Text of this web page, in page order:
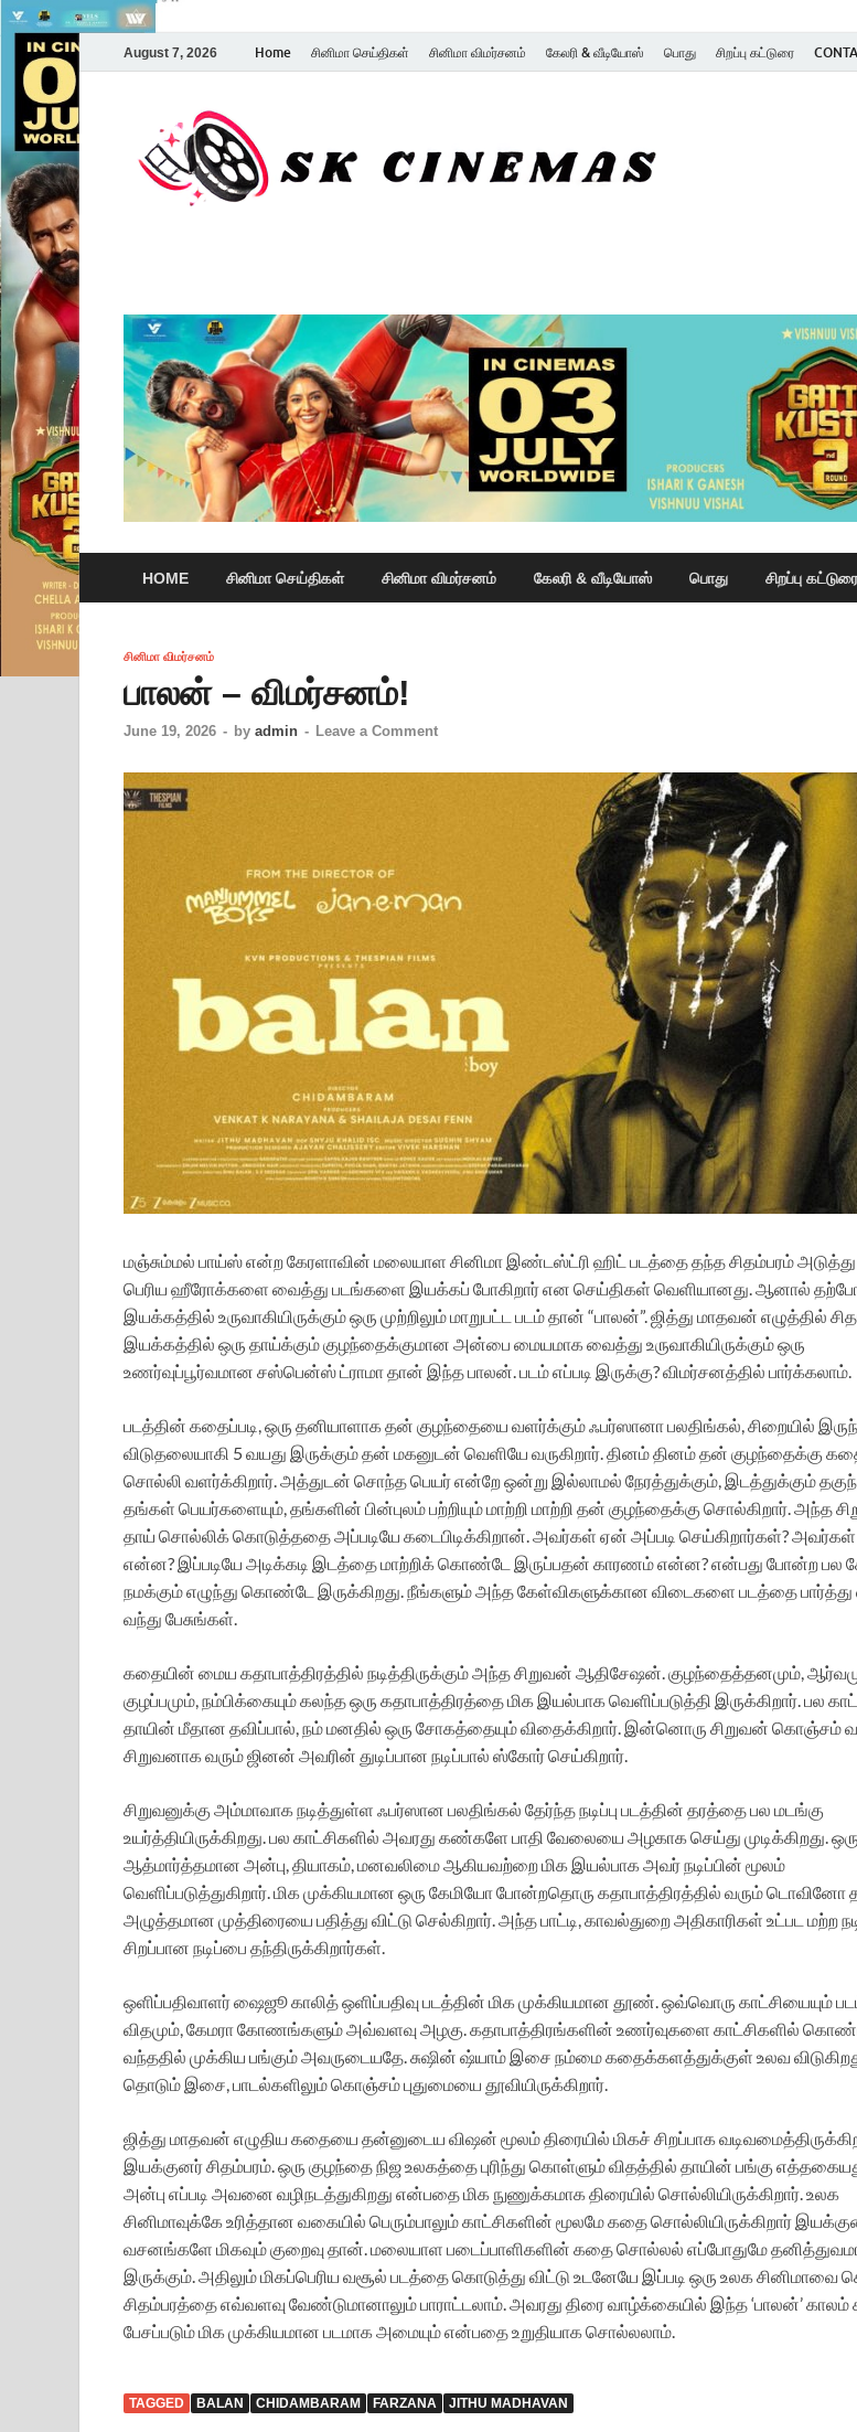
August 7, 2026 Home சினிமா செய்திகள் சினிமா விமர்சனம் கேலரி & வீடியோஸ் பொது சிறப்பு கட்டுரை
HOME சினிமா செய்திகள் சினிமா விமர்சனம் கேலரி & வீடியோஸ் பொது சிறப்பு கட்டுரை
சினிமா விமர்சனம்
பாலன் – விமர்சனம்!
June 19, 2026 - by admin - Leave a Comment
மஞ்சும்மல் பாய்ஸ் என்ற கேரளாவின் மலையாள சினிமா இண்டஸ்ட்ரி ஹிட் படத்தை தந்த சிதம்பரம் அடுத்து
பெரிய ஹீரோக்களை வைத்து படங்களை இயக்கப் போகிறார் என செய்திகள் வெளியானது. ஆனால்
இயக்கத்தில் உருவாகியிருக்கும் ஒரு முற்றிலும் மாறுபட்ட படம் தான் “பாலன்”. ஜித்து மாதவன் எழுத்தில்
இயக்கத்தில் ஒரு தாய்க்கும் குழந்தைக்குமான அன்பை மையமாக வைத்து உருவாகியிருக்கும் ஒரு
உணர்வுப்பூர்வமான சஸ்பென்ஸ் ட்ராமா தான் இந்த பாலன். படம் எப்படி இருக்கு? விமர்சனத்தில் பார்க்கலாம்.
படத்தின் கதைப்படி, ஒரு தனியாளாக தன் குழந்தையை வளர்க்கும் ஃபர்ஸானா பலதிங்கல், சிறையில்
விடுதலையாகி 5 வயது இருக்கும் தன் மகனுடன் வெளியே வருகிறார். தினம் தினம் தன் குழந்தைக்கு
சொல்லி வளர்க்கிறார். அத்துடன் சொந்த பெயர் என்றே ஒன்று இல்லாமல் நேரத்துக்கும், இடத்துக்கும் தகுந்த
தங்கள் பெயர்களையும், தங்களின் பின்புலம் பற்றியும் மாற்றி மாற்றி தன் குழந்தைக்கு சொல்கிறார். அந்த
தாய் சொல்லிக் கொடுத்ததை அப்படியே கடைபிடிக்கிறான். அவர்கள் ஏன் அப்படி செய்கிறார்கள்?
என்ன? இப்படியே அடிக்கடி இடத்தை மாற்றிக் கொண்டே இருப்பதன் காரணம் என்ன? என்பது போன்ற பல
நமக்கும் எழுந்து கொண்டே இருக்கிறது. நீங்களும் அந்த கேள்விகளுக்கான விடைகளை படத்தை பார்த்து
வந்து பேசுங்கள்.
கதையின் மைய கதாபாத்திரத்தில் நடித்திருக்கும் அந்த சிறுவன் ஆதிசேஷன். குழந்தைத்தனமும்,
குழப்பமும், நம்பிக்கையும் கலந்த ஒரு கதாபாத்திரத்தை மிக இயல்பாக வெளிப்படுத்தி இருக்கிறார். பல
தாயின் மீதான தவிப்பால், நம் மனதில் ஒரு சோகத்தையும் விதைக்கிறார். இன்னொரு சிறுவன் கொஞ்சம்
சிறுவனாக வரும் ஜினன் அவரின் துடிப்பான நடிப்பால் ஸ்கோர் செய்கிறார்.
சிறுவனுக்கு அம்மாவாக நடித்துள்ள ஃபர்ஸான பலதிங்கல் தேர்ந்த நடிப்பு படத்தின் தரத்தை பல மடங்கு
உயர்த்தியிருக்கிறது. பல காட்சிகளில் அவரது கண்களே பாதி வேலையை அழகாக செய்து முடிக்கிறது.
ஆத்மார்த்தமான அன்பு, தியாகம், மனவலிமை ஆகியவற்றை மிக இயல்பாக அவர் நடிப்பின் மூலம்
வெளிப்படுத்துகிறார். மிக முக்கியமான ஒரு கேமியோ போன்றதொரு கதாபாத்திரத்தில் வரும் டொவினோ
அழுத்தமான முத்திரையை பதித்து விட்டு செல்கிறார். அந்த பாட்டி, காவல்துறை அதிகாரிகள் உட்பட மற்ற
சிறப்பான நடிப்பை தந்திருக்கிறார்கள்.
ஒளிப்பதிவாளர் ஷைஜூ காலித் ஒளிப்பதிவு படத்தின் மிக முக்கியமான தூண். ஒவ்வொரு காட்சியையும்
விதமும், கேமரா கோணங்களும் அவ்வளவு அழகு. கதாபாத்திரங்களின் உணர்வுகளை காட்சிகளில்
வந்ததில் முக்கிய பங்கும் அவருடையதே. சுஷின் ஷ்யாம் இசை நம்மை கதைக்களத்துக்குள் உலவ
தொடும் இசை, பாடல்களிலும் கொஞ்சம் புதுமையை தூவியிருக்கிறார்.
ஜித்து மாதவன் எழுதிய கதையை தன்னுடைய விஷன் மூலம் திரையில் மிகச் சிறப்பாக
இயக்குனர் சிதம்பரம். ஒரு குழந்தை நிஜ உலகத்தை புரிந்து கொள்ளும் விதத்தில் தாயின் பங்கு
அன்பு எப்படி அவனை வழிநடத்துகிறது என்பதை மிக நுணுக்கமாக திரையில் சொல்லியிருக்கிறார். உலக
சினிமாவுக்கே உரித்தான வகையில் பெரும்பாலும் காட்சிகளின் மூலமே கதை சொல்லியிருக்கிறார்
வசனங்களே மிகவும் குறைவு தான். மலையாள படைப்பாளிகளின் கதை சொல்லல் எப்போதுமே
இருக்கும். அதிலும் மிகப்பெரிய வசூல் படத்தை கொடுத்து விட்டு உடனேயே இப்படி ஒரு உலக சினிமாவை
சிதம்பரத்தை எவ்வளவு வேண்டுமானாலும் பாராட்டலாம். அவரது திரை வாழ்க்கையில் இந்த ‘பாலன்’ காலம்
பேசப்படும் மிக முக்கியமான படமாக அமையும் என்பதை உறுதியாக சொல்லலாம்.
TAGGED BALAN CHIDAMBARAM FARZANA JITHU MADHAVAN